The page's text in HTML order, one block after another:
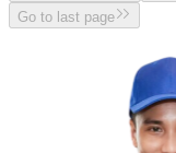
Go to last page